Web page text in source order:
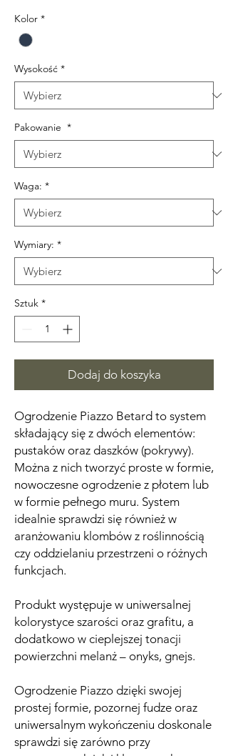
Kolor *
Wysokość *
Pakowanie *
Waga: *
Wymiary: *
Sztuk *
Dodaj do koszyka
Ogrodzenie Piazzo Betard to system
składający się z dwóch elementów:
pustaków oraz daszków (pokrywy).
Można z nich tworzyć proste w formie,
nowoczesne ogrodzenie z płotem lub
w formie pełnego muru. System
idealnie sprawdzi się również w
aranżowaniu klombów z roślinnością
czy oddzielaniu przestrzeni o różnych
funkcjach.
Produkt występuje w uniwersalnej
kolorystyce szarości oraz grafitu, a
dodatkowo w cieplejszej tonacji
powierzchni melanż – onyks, gnejs.
Ogrodzenie Piazzo dzięki swojej
prostej formie, pozornej fudze oraz
uniwersalnym wykończeniu doskonale
sprawdzi się zarówno przy